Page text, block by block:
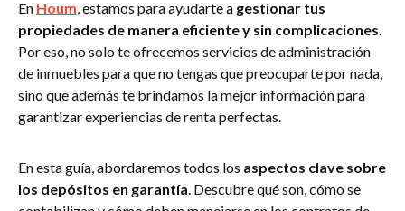
En Houm, estamos para ayudarte a gestionar tus
propiedades de manera eficiente y sin complicaciones.
Por eso, no solo te ofrecemos servicios de administración
de inmuebles para que no tengas que preocuparte por nada,
sino que además te brindamos la mejor información para
garantizar experiencias de renta perfectas.
En esta guía, abordaremos todos los aspectos clave sobre
los depósitos en garantía. Descubre qué son, cómo se